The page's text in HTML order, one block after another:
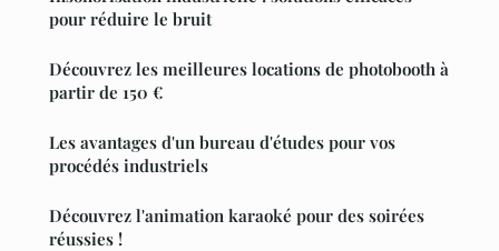
pour réduire le bruit
Découvrez les meilleures locations de photobooth à
partir de 150 €
Les avantages d'un bureau d'études pour vos
procédés industriels
Découvrez l'animation karaoké pour des soirées
réussies !